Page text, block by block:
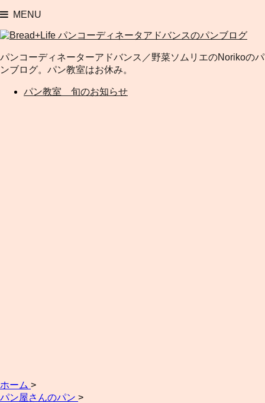
MENU
パンコーディネーターアドバンス／野菜ソムリエのNorikoのパ
ンブログ。パン教室はお休み。
パン教室 旬のお知らせ
ホーム >
パン屋さんのパン >